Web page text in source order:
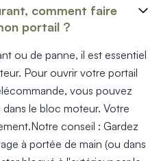
comment faire
portail ?
ou de panne, il est essentiel
Pour ouvrir votre portail
vous pouvez
le bloc moteur. Votre
conseil : Gardez
à portée de main (ou dans